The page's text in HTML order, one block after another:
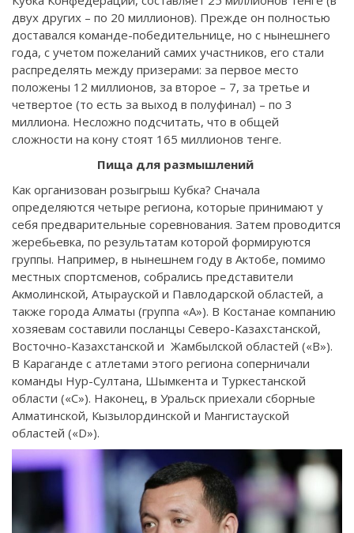
двух других – по 20 миллионов). Прежде он полностью
доставался команде-победительнице, но с нынешнего
года, с учетом пожеланий самих участников, его стали
распределять между призерами: за первое место
положены 12 миллионов, за второе – 7, за третье и
четвертое (то есть за выход в полуфинал) – по 3
миллиона. Несложно подсчитать, что в общей
сложности на кону стоят 165 миллионов тенге.
Пища для размышлений
Как организован розыгрыш Кубка? Сначала
определяются четыре региона, которые принимают у
себя предварительные соревнования. Затем проводится
жеребьевка, по результатам которой формируются
группы. Например, в нынешнем году в Актобе, помимо
местных спортсменов, собрались представители
Акмолинской, Атырауской и Павлодарской областей, а
также города Алматы (группа «А»). В Костанае компанию
хозяевам составили посланцы Северо-Казахстанской,
Восточно-Казахстанской и Жамбылской областей («В»).
В Караганде с атлетами этого региона соперничали
команды Нур-Султана, Шымкента и Туркестанской
области («С»). Наконец, в Уральск приехали сборные
Алматинской, Кызылординской и Мангистауской
областей («D»).